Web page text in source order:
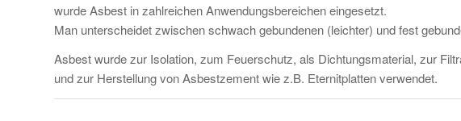
wurde Asbest in zahlreichen Anwendungsbereichen eingesetzt.
Man unterscheidet zwischen schwach gebundenen (leichter) und fest
Asbest wurde zur Isolation, zum Feuerschutz, als Dichtungsmaterial, zur
und zur Herstellung von Asbestzement wie z.B. Eternitplatten verwendet.